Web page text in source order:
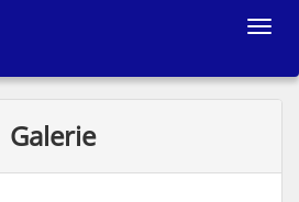
Toggle
Galerie